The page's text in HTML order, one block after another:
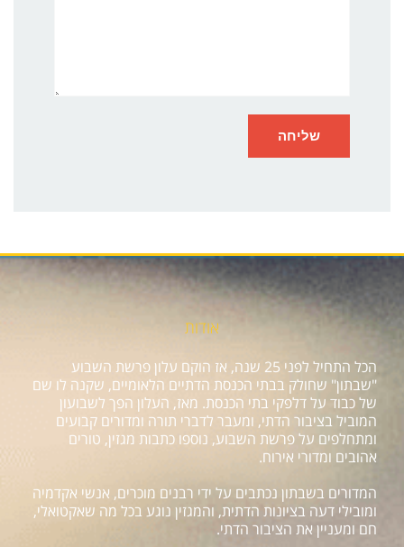
אודות
הכל התחיל לפני 25 שנה, אז הוקם עלון פרשת השבוע
"שבתון" שחולק בבתי הכנסת הדתיים הלאומיים, שקנה לו שם
של כבוד על דלפקי בתי הכנסת. מאז, העלון הפך לשבועון
המוביל בציבור הדתי, ומעבר לדברי תורה ומדורים קבועים
ומתחלפים על פרשת השבוע, נוספו כתבות מגזין, טורים
אהובים ומדורי אירוח.
המדורים בשבתון נכתבים על ידי רבנים מוכרים, אנשי אקדמיה
ומובילי דעה בציונות הדתית, והמגזין נוגע בכל מה שאקטואלי,
חם ומעניין את הציבור הדתי.